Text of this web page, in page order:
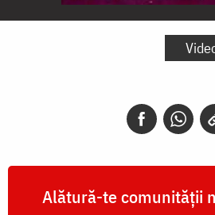
Sfântul
Alătură-te comunității